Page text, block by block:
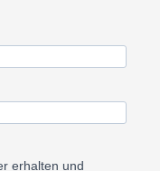
erhalten und